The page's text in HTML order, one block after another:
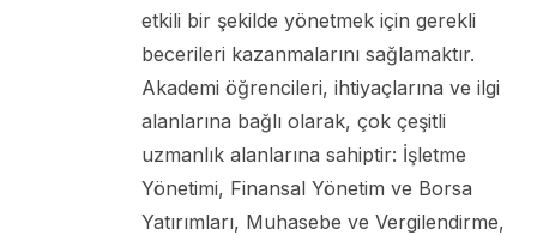
etkili bir şekilde yönetmek için gerekli
becerileri kazanmalarını sağlamaktır.
Akademi öğrencileri, ihtiyaçlarına ve ilgi
alanlarına bağlı olarak, çok çeşitli
uzmanlık alanlarına sahiptir: İşletme
Yönetimi, Finansal Yönetim ve Borsa
Yatırımları, Muhasebe ve Vergilendirme,